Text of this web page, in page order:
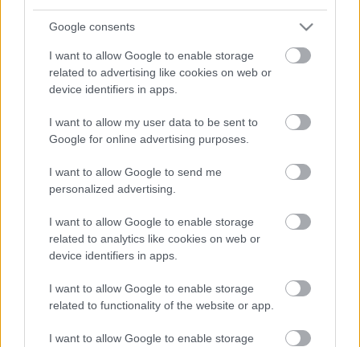
Google consents
I want to allow Google to enable storage
related to advertising like cookies on web or
device identifiers in apps.
I want to allow my user data to be sent to
Google for online advertising purposes.
I want to allow Google to send me
personalized advertising.
I want to allow Google to enable storage
related to analytics like cookies on web or
device identifiers in apps.
I want to allow Google to enable storage
related to functionality of the website or app.
I want to allow Google to enable storage
visszatérés
Gabriella Egymás szemében Keresem a családom békítő
Multimilliomos
indul heteken belül az RTL Klubon
Szinkronhangok: Szeretünk, doki! (Doctor
Doctor)